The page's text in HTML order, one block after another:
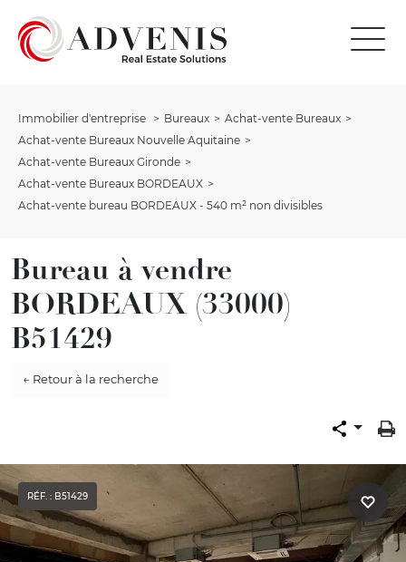
Immobilier d'entreprise Bureaux
Achat-vente Bureaux
Achat-vente Bureaux Nouvelle Aquitaine
Achat-vente Bureaux Gironde
Achat-vente Bureaux BORDEAUX
Achat-vente bureau BORDEAUX - 540 m² non divisibles
Bureau à vendre
BORDEAUX (33000)
B51429
← Retour à la recherche
RÉF. : B51429